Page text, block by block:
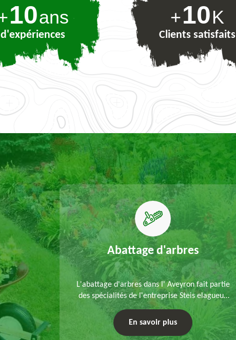
10ans
d'expériences
+10K
Clients satisfaits
de
que d'un
Abattage d'arbres
L'abattage d'arbres dans l' Aveyron fait partie
des spécialités de l'entreprise Steis elagueur.
Nous réalisons un abattage direct ou par
démontage, tenant compte des particularités
du site et des végétaux.
En savoir plus